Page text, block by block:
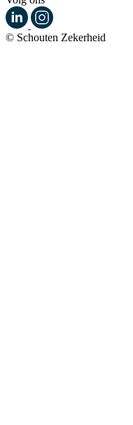
© Schouten Zekerheid